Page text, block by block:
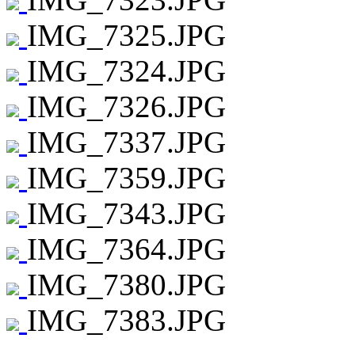
IMG_7325.JPG
IMG_7324.JPG
IMG_7326.JPG
IMG_7337.JPG
IMG_7359.JPG
IMG_7343.JPG
IMG_7364.JPG
IMG_7380.JPG
IMG_7383.JPG